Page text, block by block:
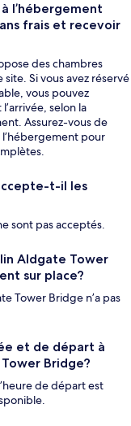
l’hébergement
frais et recevoir
des chambres
Si vous avez réservé
vous pouvez
selon la
Assurez-vous de
pour
t-il les
sont pas acceptés.
Aldgate Tower
sur place?
Tower Bridge n’a pas
et de départ à
Bridge?
de départ est